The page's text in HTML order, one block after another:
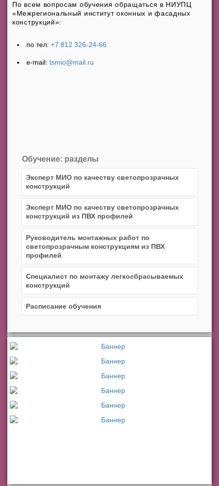
По всем вопросам обучения обращаться в НИУПЦ
«Межрегиональный институт оконных и фасадных
конструкций»:
по тел: +7 812 326-24-66
e-mail: tsmio@mail.ru
Обучение: разделы
Эксперт МИО по качеству светопрозрачных
конструкций
Эксперт МИО по качеству светопрозрачных
конструкций из ПВХ профилей
Руководитель монтажных работ по
светопрозрачным конструкциям из ПВХ
профилей
Специалист по монтажу легкосбрасываемых
конструкций
Расписание обучения